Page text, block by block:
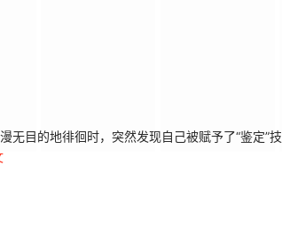
目的地徘徊时，突然发现自己被赋予了“鉴定”技